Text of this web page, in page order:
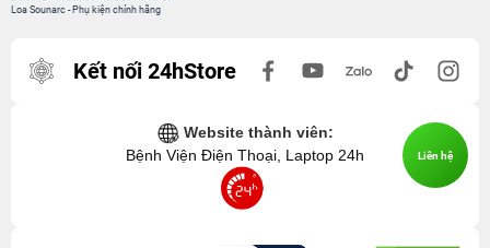
Loa Sounarc - Phụ kiện chính hãng
Kết nối 24hStore
Website thành viên:
Bệnh Viện Điện Thoại, Laptop 24h
Liên hệ